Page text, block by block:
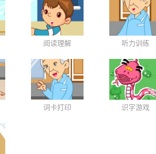
阅读理解 听力训练
词卡打印 识字游戏